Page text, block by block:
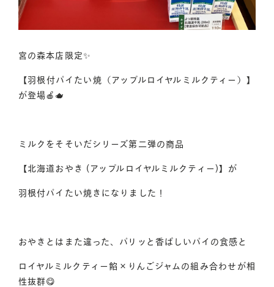
おはぎ・おむすびへのこだわり
採用情報
宮の森本店限定✨
【羽根付パイたい焼（アップルロイヤルミルクティー）】
が登場🍎🫖
ミルクをそそいだシリーズ第二弾の商品
【北海道おやき (アップルロイヤルミルクティー)】が
羽根付パイたい焼きになりました！
おやきとはまた違った、パリッと香ばしいパイの食感と
ロイヤルミルクティー餡×りんごジャムの組み合わせが相
性抜群😋